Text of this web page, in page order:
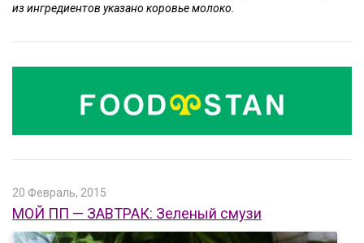
из ингредиентов указано коровье молоко.
20 Февраль, 2015
МОЙ ПП — ЗАВТРАК: Зеленый смузи